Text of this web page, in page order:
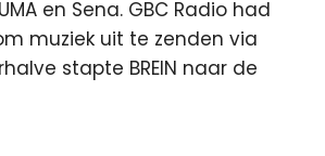
en Sena. GBC Radio had
muziek uit te zenden via
stapte BREIN naar de